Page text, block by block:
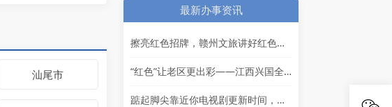
汕尾市
最新办事资讯
擦亮红色招牌，赣州文旅讲好红色故事
“红色”让老区更出彩——江西兴国全力打造红色文化传承发展创新示范区
踮起脚尖靠近你电视剧更新时间，追剧日历及剧情简介